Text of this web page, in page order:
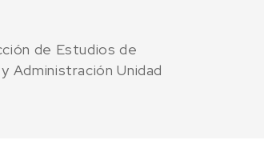
de Estudios de
Administración Unidad